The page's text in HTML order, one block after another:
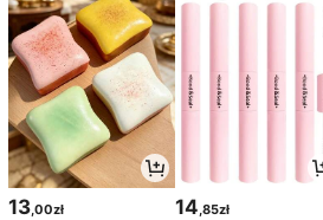
13 ,00zł 14 ,85zł